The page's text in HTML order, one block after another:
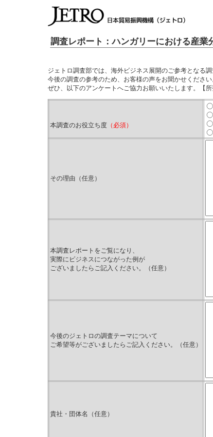
調査レポート：ハンガリーにおける産業
ジェトロ調査部では、海外ビジネス展開のご参考となる調
今後の調査の参考のため、お客様の声をお聞かせください
ぜひ、以下のアンケートへご協力お願いいたします。【所
本調査のお役立ち度 （必須）
その理由（任意）
本調査レポートをご覧になり、
実際にビジネスにつながった例が
ございましたらご記入ください。（任意）
今後のジェトロの調査テーマについて
ご希望等がございましたらご記入ください。（任意）
貴社・団体名（任意）